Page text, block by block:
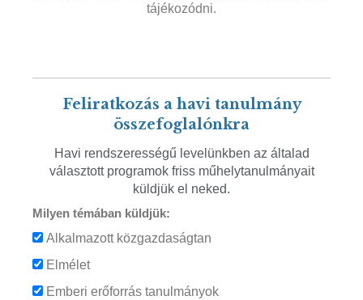
tájékozódni.
Feliratkozás a havi tanulmány
összefoglalónkra
Havi rendszerességű levelünkben az általad
választott programok friss műhelytanulmányait
küldjük el neked.
Milyen témában küldjük:
Alkalmazott közgazdaságtan
Elmélet
Emberi erőforrás tanulmányok